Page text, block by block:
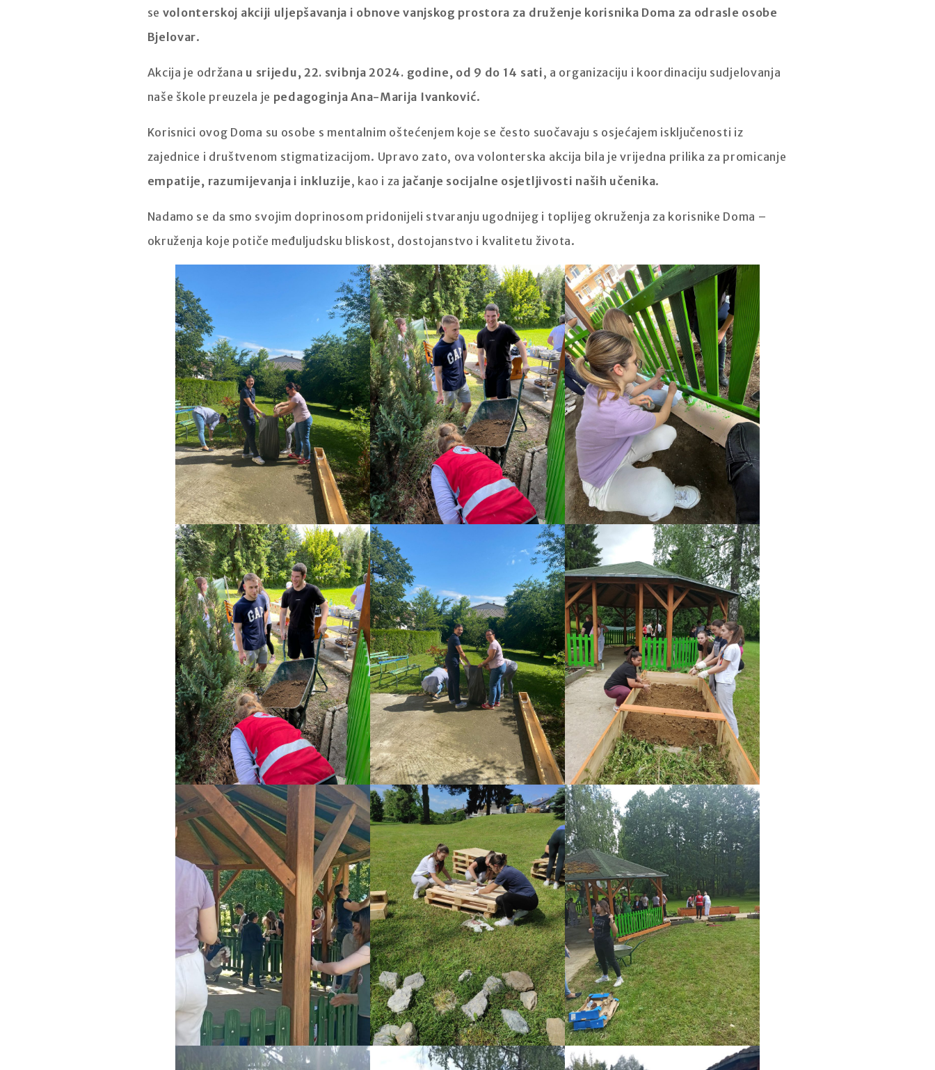
se volonterskoj akciji uljepšavanja i obnove vanjskog prostora za druženje korisnika Doma za odrasle osobe
Bjelovar.
Akcija je održana u srijedu, 22. svibnja 2024. godine, od 9 do 14 sati, a organizaciju i koordinaciju sudjelovanja
naše škole preuzela je pedagoginja Ana-Marija Ivanković.
Korisnici ovog Doma su osobe s mentalnim oštećenjem koje se često suočavaju s osjećajem isključenosti iz
zajednice i društvenom stigmatizacijom. Upravo zato, ova volonterska akcija bila je vrijedna prilika za promicanje
empatije, razumijevanja i inkluzije, kao i za jačanje socijalne osjetljivosti naših učenika.
Nadamo se da smo svojim doprinosom pridonijeli stvaranju ugodnijeg i toplijeg okruženja za korisnike Doma –
okruženja koje potiče međuljudsku bliskost, dostojanstvo i kvalitetu života.